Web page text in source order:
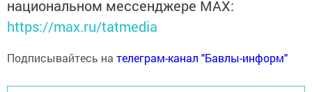
национальном мессенджере MАХ:
https://max.ru/tatmedia
Подписывайтесь на телеграм-канал "Бавлы-информ"